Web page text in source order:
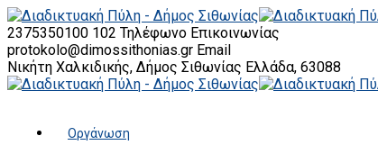
2375350100 102 Τηλέφωνο Επικοινωνίας
protokolo@dimossithonias.gr Email
Νικήτη Χαλκιδικής, Δήμος Σιθωνίας Ελλάδα, 63088
Οργάνωση